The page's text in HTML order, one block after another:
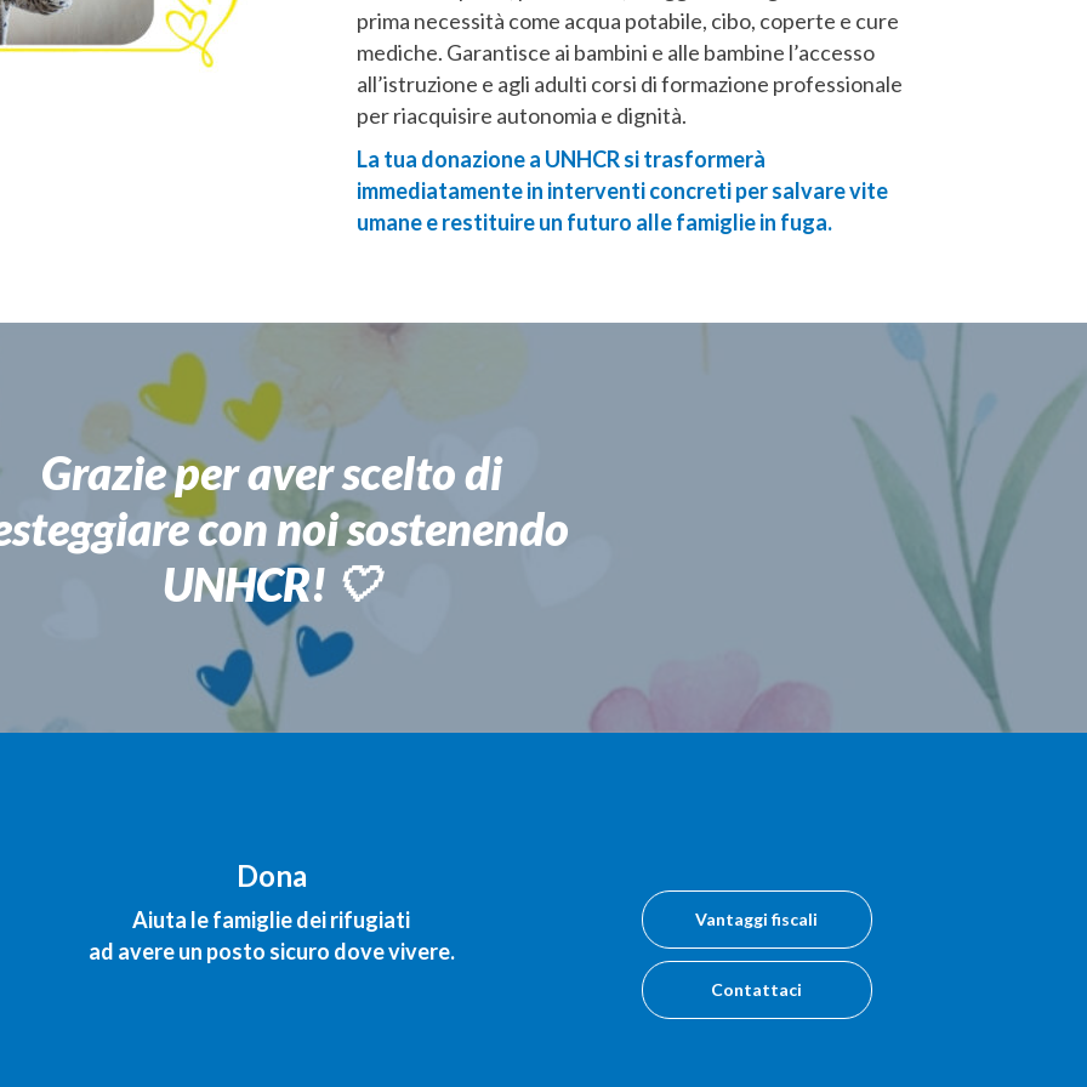
prima necessità come acqua potabile, cibo, coperte e cure
mediche. Garantisce ai bambini e alle bambine l’accesso
all’istruzione e agli adulti corsi di formazione professionale
per riacquisire autonomia e dignità.
La tua donazione a UNHCR si trasformerà
immediatamente in interventi concreti per salvare vite
umane e restituire un futuro alle famiglie in fuga.
Grazie per aver scelto di
con noi sostenendo
UNHCR! 🤍
Dona
Aiuta le famiglie dei rifugiati
ad avere un posto sicuro dove vivere.
Vantaggi fiscali
Contattaci